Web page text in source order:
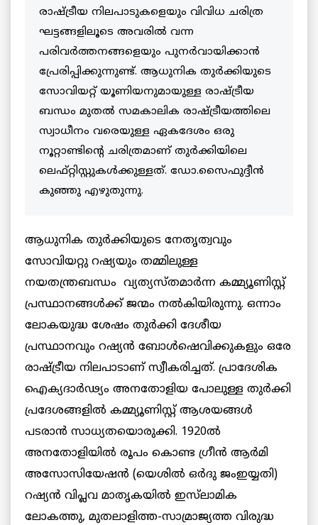
രാഷ്ട്രീയ നിലപാടുകളെയും വിവിധ ചരിത്ര
ഘട്ടങ്ങളിലൂടെ അവരിൽ വന്ന
പരിവർത്തനങ്ങളെയും പുനർവായിക്കാൻ
പ്രേരിപ്പിക്കുന്നുണ്ട്. ആധുനിക തുർക്കിയുടെ
സോവിയറ്റ് യൂണിയനുമായുള്ള രാഷ്ട്രീയ
ബന്ധം മുതൽ സമകാലിക രാഷ്ട്രീയത്തിലെ
സ്വാധീനം വരെയുള്ള ഏകദേശം ഒരു
നൂറ്റാണ്ടിൻ്റെ ചരിത്രമാണ് തുർക്കിയിലെ
ലെഫ്റ്റിസ്റ്റുകൾക്കുള്ളത്. ഡോ.സൈഫുദ്ദീൻ
കുഞ്ഞു എഴുതുന്നു.
ആധുനിക തുർക്കിയുടെ നേതൃത്വവും
സോവിയറ്റു റഷ്യയും തമ്മിലുള്ള
നയതന്ത്രബന്ധം വ്യത്യസ്തമാർന്ന കമ്മ്യൂണിസ്റ്റ്
പ്രസ്ഥാനങ്ങൾക്ക് ജന്മം നൽകിയിരുന്നു. ഒന്നാം
ലോകയുദ്ധ ശേഷം തുർക്കി ദേശീയ
പ്രസ്ഥാനവും റഷ്യൻ ബോൾഷെവിക്കുകളും ഒരേ
രാഷ്ട്രീയ നിലപാടാണ് സ്വീകരിച്ചത്. പ്രാദേശിക
ഐക്യദാർഢ്യം അനതോളിയ പോലുള്ള തുർക്കി
പ്രദേശങ്ങളിൽ കമ്മ്യൂണിസ്റ്റ് ആശയങ്ങൾ
പടരാൻ സാധ്യതയൊരുക്കി. 1920ൽ
അനതോളിയിൽ രൂപം കൊണ്ട ഗ്രീൻ ആർമി
അസോസിയേഷൻ (യെശിൽ ഒർദു ജംഇയ്യതി)
റഷ്യൻ വിപ്ലവ മാതൃകയിൽ ഇസ്‌ലാമിക
ലോകത്തു, മുതലാളിത്ത-സാമ്രാജ്യത്ത വിരുദ്ധ